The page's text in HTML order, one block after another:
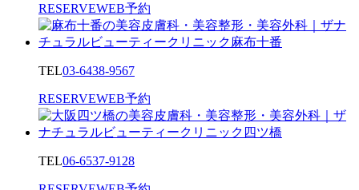
RESERVEWEB予約
TEL03-6438-9567
RESERVEWEB予約
TEL06-6537-9128